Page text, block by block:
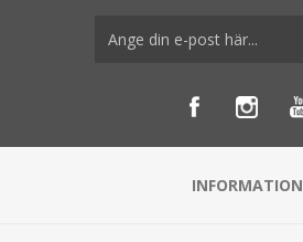
INFORMATION